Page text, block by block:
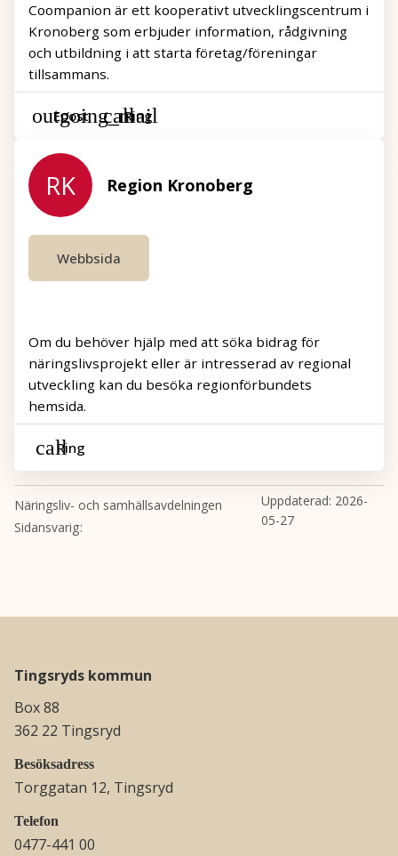
Coompanion är ett kooperativt utvecklingscentrum i
Kronoberg som erbjuder information, rådgivning
och utbildning i att starta företag/föreningar
tillsammans.
Epost Ring
RK Region Kronoberg
Webbsida
Om du behöver hjälp med att söka bidrag för
näringslivsprojekt eller är intresserad av regional
utveckling kan du besöka regionförbundets
hemsida.
Ring
Näringsliv- och samhällsavdelningen
Sidansvarig
Uppdaterad: 2026-
05-27
Tingsryds kommun
Box 88
362 22 Tingsryd
Besöksadress
Torggatan 12, Tingsryd
Telefon
0477-441 00